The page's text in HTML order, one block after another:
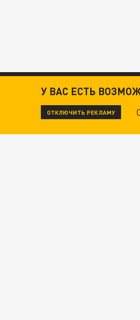
У ВАС ЕСТЬ
ОТКЛЮЧИТЬ РЕКЛАМУ